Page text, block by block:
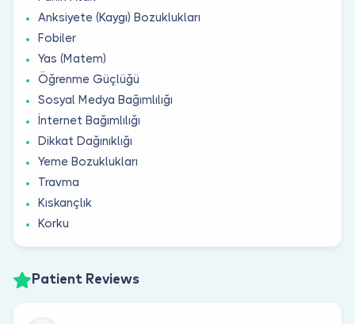
Anksiyete (Kaygı) Bozuklukları
Fobiler
Yas (Matem)
Öğrenme Güçlüğü
Sosyal Medya Bağımlılığı
İnternet Bağımlılığı
Dikkat Dağınıklığı
Yeme Bozuklukları
Travma
Kıskançlık
Korku
Patient Reviews